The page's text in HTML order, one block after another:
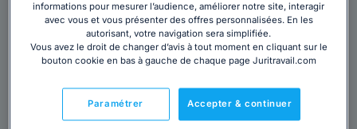
informations pour mesurer l’audience, améliorer notre site, interagir
avec vous et vous présenter des offres personnalisées. En les
autorisant, votre navigation sera simplifiée.
Vous avez le droit de changer d’avis à tout moment en cliquant sur le
bouton cookie en bas à gauche de chaque page Juritravail.com
Accepter & continuer
Paramétrer